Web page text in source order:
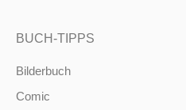
BUCH-TIPPS
Bilderbuch
Comic